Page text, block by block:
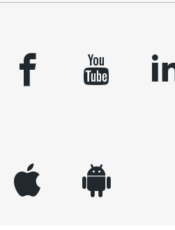
facebook youtube
appleinc android